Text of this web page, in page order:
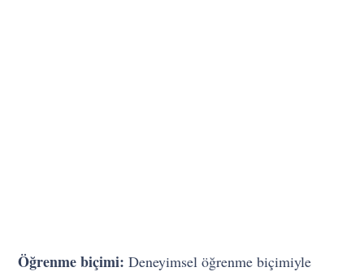
Öğrenme biçimi: Deneyimsel öğrenme biçimiyle